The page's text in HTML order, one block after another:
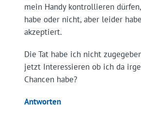
mein Handy kontrollieren
habe oder nicht, aber leider
akzeptiert.
Die Tat habe ich nicht
jetzt Interessieren ob ich da
Chancen habe?
Antworten